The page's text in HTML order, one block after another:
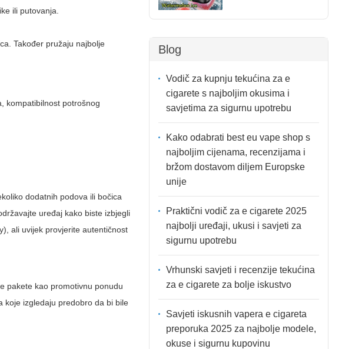
ili putovanja.
Također pružaju najbolje
kompatibilnost potrošnog
dodatnih podova ili bočica
uređaj kako biste izbjegli
ali uvijek provjerite autentičnost
pakete kao promotivnu ponudu
koje izgledaju predobro da bi bile
Blog
Vodič za kupnju tekućina za e
cigarete s najboljim okusima i
savjetima za sigurnu upotrebu
Kako odabrati best eu vape shop s
najboljim cijenama, recenzijama i
bržom dostavom diljem Europske
unije
Praktični vodič za e cigarete 2025
najbolji uređaji, ukusi i savjeti za
sigurnu upotrebu
Vrhunski savjeti i recenzije tekućina
za e cigarete za bolje iskustvo
Savjeti iskusnih vapera e cigareta
preporuka 2025 za najbolje modele,
okuse i sigurnu kupovinu